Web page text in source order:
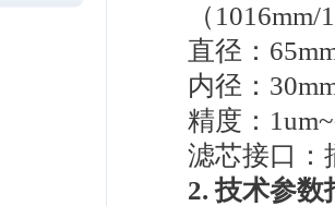
（
直径：
内径：
精度：
滤芯接口：
2. 技术参数